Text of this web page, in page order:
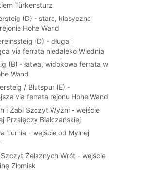
Türkensturz
(D) - stara, klasyczna
Hohe Wand
(D) - długa i
via ferrata niedaleko Wiednia
(B) - łatwa, widokowa ferrata w
Wand
/ Blutspur (E) -
via ferrata rejonu Hohe Wand
i Żabi Szczyt Wyżni - wejście
Przełęczy Białczańskiej
Turnia - wejście od Mylnej
Żelaznych Wrót - wejście
Złomisk